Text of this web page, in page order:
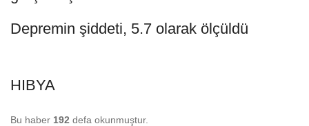
Depremin şiddeti, 5.7 olarak ölçüldü
HIBYA
Bu haber 192 defa okunmuştur.